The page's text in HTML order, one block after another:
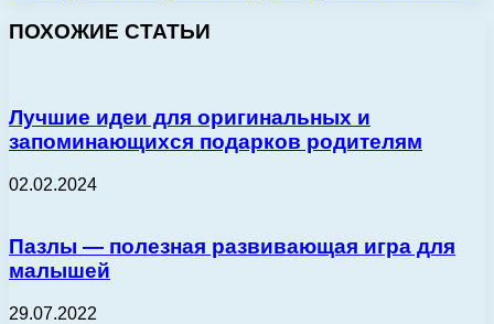
ПОХОЖИЕ СТАТЬИ
Лучшие идеи для оригинальных и
запоминающихся подарков родителям
02.02.2024
Пазлы — полезная развивающая игра для
малышей
29.07.2022